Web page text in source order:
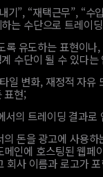
기”, “재택근무”, “수
는 수단으로 트레이
록 유도하는 표현이
수단이 될 수 있다는
일 변화, 재정적 자유
표현;
의 트레이딩 결과로
의 돈을 광고에 사용
에 호스팅된 웹페
회사 이름과 로고가